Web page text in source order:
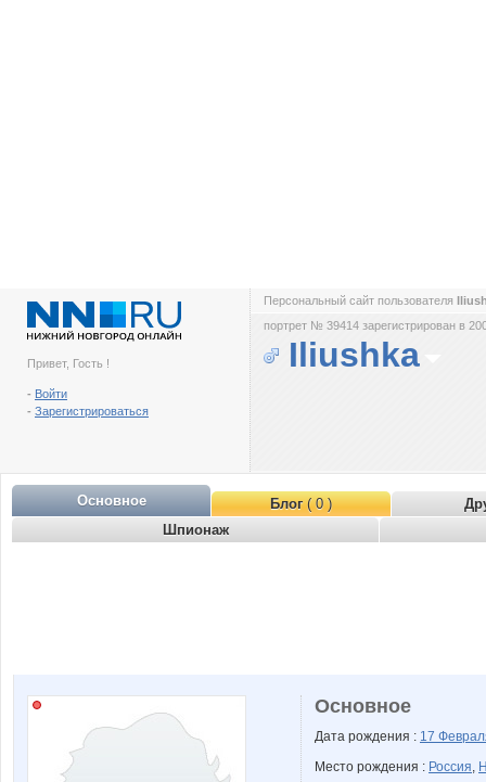
Привет, Гость !
- Войти
- Зарегистрироваться
Персональный сайт пользователя
портрет № 39414 зарегистрирован в
Iliushka
Основное Блог( 0 )
Шпионаж
Основное
Дата рождения : 17
Место рождения : Россия,